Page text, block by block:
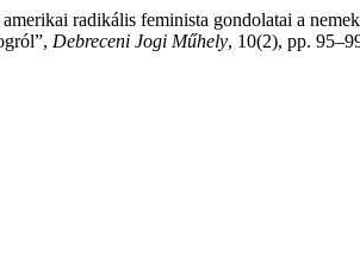
radikális feminista gondolatai a
Debreceni Jogi Műhely, 10(2), pp.